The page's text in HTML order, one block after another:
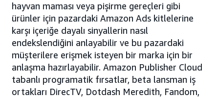
hayvan maması veya pişirme gereçleri gibi
ürünler için pazardaki Amazon Ads kitlelerine
karşı içeriğe dayalı sinyallerin nasıl
endekslendiğini anlayabilir ve bu pazardaki
müşterilere erişmek isteyen bir marka için bir
anlaşma hazırlayabilir. Amazon Publisher Cloud
tabanlı programatik fırsatlar, beta lansman iş
ortakları DirecTV, Dotdash Meredith, Fandom,